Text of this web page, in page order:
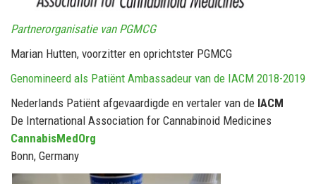
Partnerorganisatie van PGMCG
Marian Hutten, voorzitter en oprichtster PGMCG
Genomineerd als Patiënt Ambassadeur van de IACM 2018-2019
Nederlands Patiënt afgevaardigde en vertaler van de IACM
De International Association for Cannabinoid Medicines
CannabisMedOrg
Bonn, Germany